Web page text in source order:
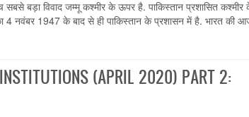
सबसे बड़ा विवाद जम्मू कश्मीर के ऊपर है. पाकिस्तान प्रशासित कश्मीर
4 नवंबर 1947 के बाद से ही पाकिस्तान के प्रशासन में है. भारत की
(APRIL 2020) PART 2: